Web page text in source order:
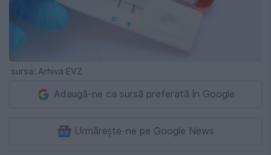
sursa: Arhiva EVZ
Adaugă-ne ca sursă preferată în Google
Urmărește-ne pe Google News